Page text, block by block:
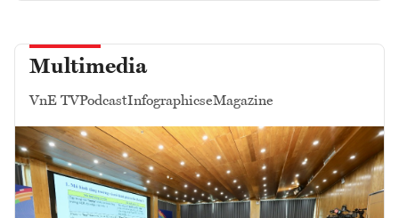
Multimedia
VnE TVPodcastInfographicseMagazine